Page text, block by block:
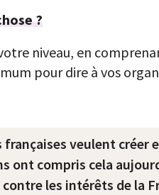
?
niveau, en
pour dire à vos
veulent créer
ont compris cela
les intérêts de la